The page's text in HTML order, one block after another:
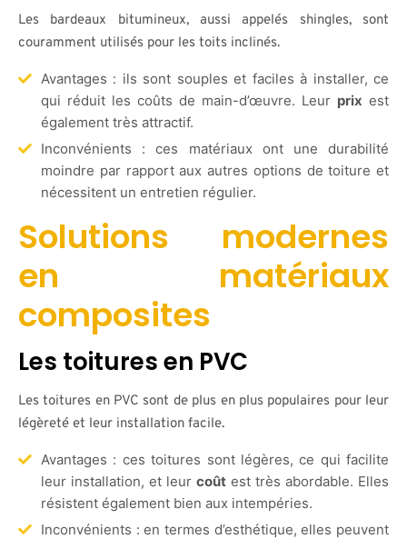
Les bardeaux bitumineux, aussi appelés shingles, sont
couramment utilisés pour les toits inclinés.
Avantages : ils sont souples et faciles à installer, ce
qui réduit les coûts de main-d’œuvre. Leur prix est
également très attractif.
Inconvénients : ces matériaux ont une durabilité
moindre par rapport aux autres options de toiture et
nécessitent un entretien régulier.
Solutions modernes
en matériaux
composites
Les toitures en PVC
Les toitures en PVC sont de plus en plus populaires pour leur
légèreté et leur installation facile.
Avantages : ces toitures sont légères, ce qui facilite
leur installation, et leur coût est très abordable. Elles
résistent également bien aux intempéries.
Inconvénients : en termes d’esthétique, elles peuvent